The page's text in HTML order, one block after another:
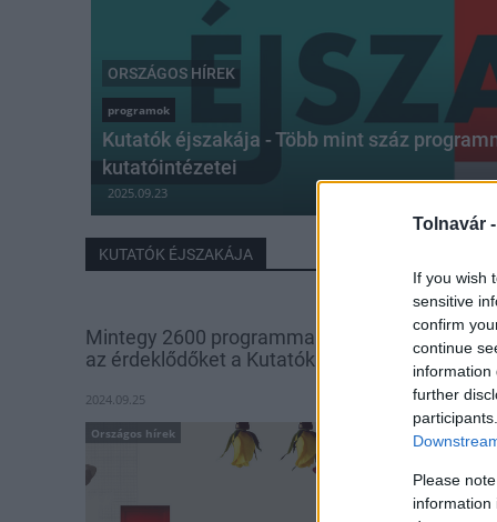
Tolnavár -
If you wish
sensitive
confirm
continue
information
further
Please
information
ORSZÁGOS HÍREK
programok
Kutatók éjszakája - Több mint száz
kutatóintézetei
2025.09.23
KUTATÓK ÉJSZAKÁJA
Mintegy 2600 programmal várják országszerte
az érdeklődőket a Kutatók éjszakáján
2024.09.25
Országos hírek